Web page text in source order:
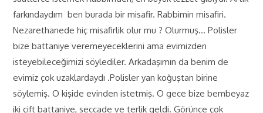
farkındaydım ben burada bir misafir. Rabbimin misafiri.
Nezarethanede hiç misafirlik olur mu ? Olurmuş… Polisler
bize battaniye veremeyeceklerini ama evimizden
isteyebileceğimizi söylediler. Arkadaşımın da benim de
evimiz çok uzaklardaydı .Polisler yan koğuştan birine
söylemiş. O kişide evinden istetmiş. O gece bize bembeyaz
iki çift battaniye, seccade ve terlik geldi. Görünce çok